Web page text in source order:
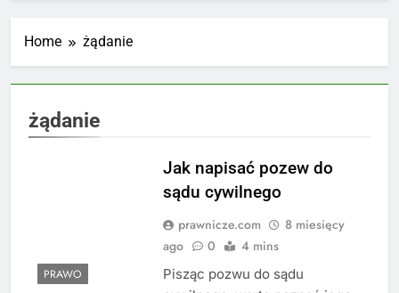
Home żądanie
żądanie
PRAWO
Jak napisać pozew do
sądu cywilnego
prawnicze.com
8 miesięcy
ago
0 4 mins
Pisząc pozwu do sądu